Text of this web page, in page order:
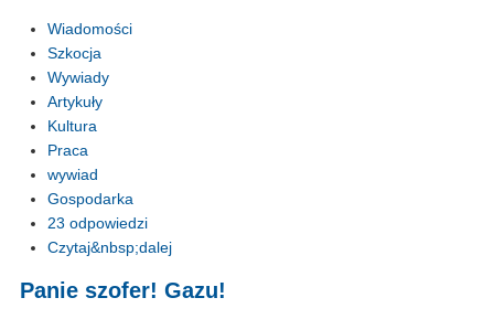
Wiadomości
Szkocja
Wywiady
Artykuły
Kultura
Praca
wywiad
Gospodarka
23 odpowiedzi
Czytaj&nbsp;dalej
Panie szofer! Gazu!